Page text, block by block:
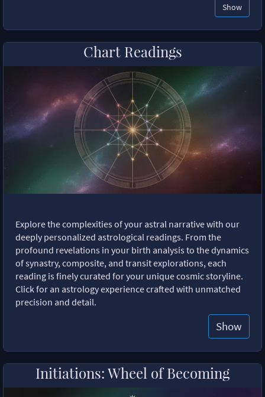
Show
Chart Readings
Explore the complexities of your astral narrative with our
deeply personalized astrological readings. From the
profound revelations in your birth analysis to the dynamics
of synastry, composite, and transit explorations, each
reading is finely curated for your unique cosmic storyline.
Click for an astrology experience crafted with unmatched
precision and detail.
Show
Initiations: Wheel of Becoming